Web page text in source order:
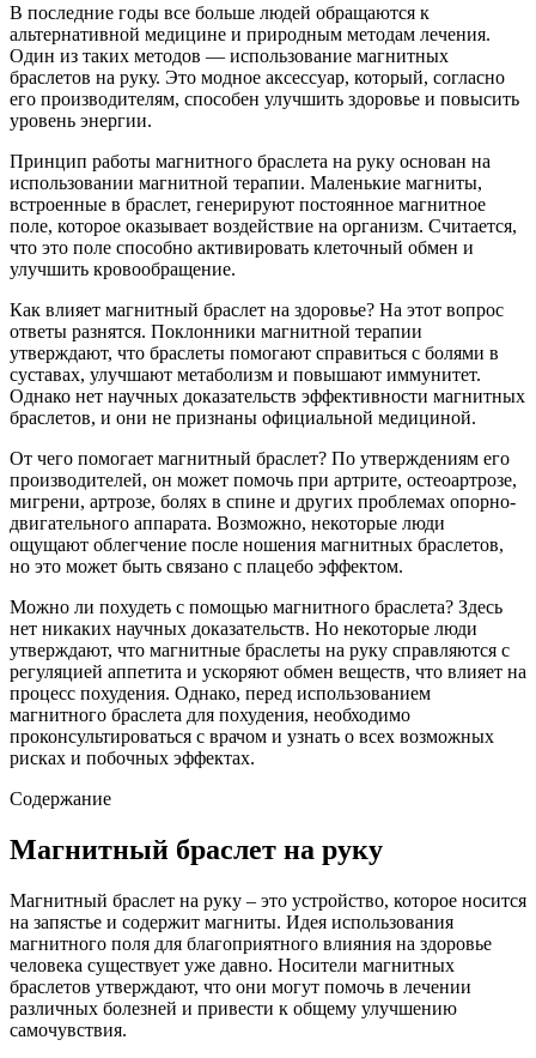
В последние годы все больше людей обращаются к
альтернативной медицине и природным методам лечения.
Один из таких методов — использование магнитных
браслетов на руку. Это модное аксессуар, который, согласно
его производителям, способен улучшить здоровье и повысить
уровень энергии.
Принцип работы магнитного браслета на руку основан на
использовании магнитной терапии. Маленькие магниты,
встроенные в браслет, генерируют постоянное магнитное
поле, которое оказывает воздействие на организм. Считается,
что это поле способно активировать клеточный обмен и
улучшить кровообращение.
Как влияет магнитный браслет на здоровье? На этот вопрос
ответы разнятся. Поклонники магнитной терапии
утверждают, что браслеты помогают справиться с болями в
суставах, улучшают метаболизм и повышают иммунитет.
Однако нет научных доказательств эффективности магнитных
браслетов, и они не признаны официальной медициной.
От чего помогает магнитный браслет? По утверждениям его
производителей, он может помочь при артрите, остеоартрозе,
мигрени, артрозе, болях в спине и других проблемах опорно-
двигательного аппарата. Возможно, некоторые люди
ощущают облегчение после ношения магнитных браслетов,
но это может быть связано с плацебо эффектом.
Можно ли похудеть с помощью магнитного браслета? Здесь
нет никаких научных доказательств. Но некоторые люди
утверждают, что магнитные браслеты на руку справляются с
регуляцией аппетита и ускоряют обмен веществ, что влияет на
процесс похудения. Однако, перед использованием
магнитного браслета для похудения, необходимо
проконсультироваться с врачом и узнать о всех возможных
рисках и побочных эффектах.
Содержание
Магнитный браслет на руку
Магнитный браслет на руку – это устройство, которое носится
на запястье и содержит магниты. Идея использования
магнитного поля для благоприятного влияния на здоровье
человека существует уже давно. Носители магнитных
браслетов утверждают, что они могут помочь в лечении
различных болезней и привести к общему улучшению
самочувствия.